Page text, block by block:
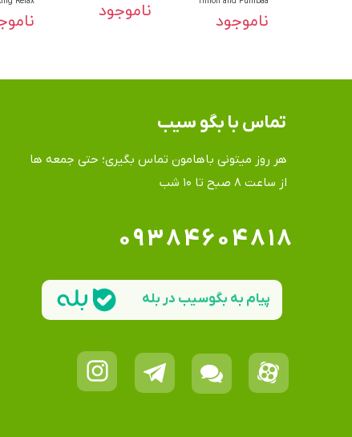
ناموجود ناموجود
هر روز میتونی باهامون تماس بگیری؛ حتی جمعه ها
​​​​​​​از ساعت ۸ صبح تا ۱۰ شب
تماس​​​​​​​ با بگو سیب
۰۹۳۸۴۶۰۴۸۱۸
پیام به بگوسیب در بله